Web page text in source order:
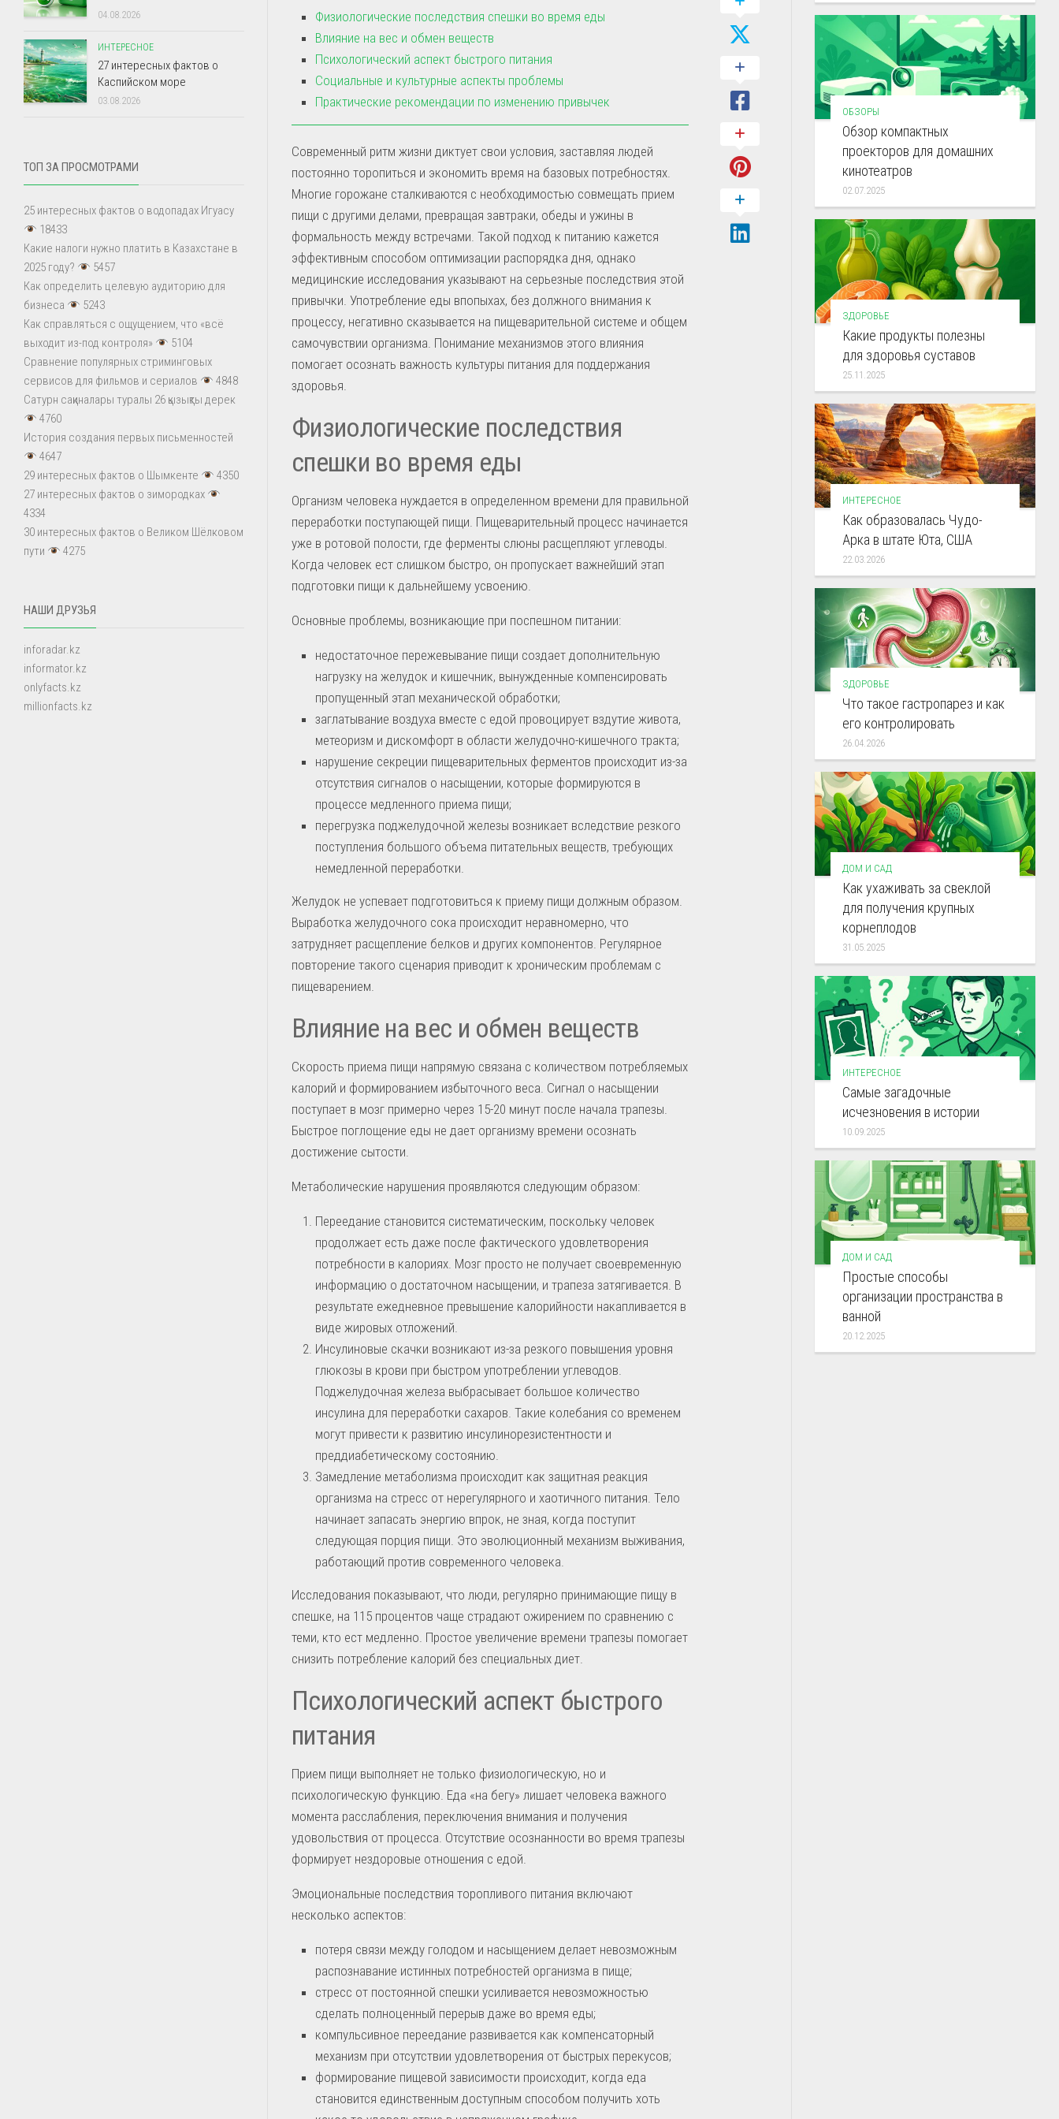
Физиологические последствия спешки во время еды
Влияние на вес и обмен веществ
Психологический аспект быстрого питания
Социальные и культурные аспекты проблемы
Практические рекомендации по изменению привычек
Современный ритм жизни диктует свои условия, заставляя людей
постоянно торопиться и экономить время на базовых потребностях.
Многие горожане сталкиваются с необходимостью совмещать прием
пищи с другими делами, превращая завтраки, обеды и ужины в
формальность между встречами. Такой подход к питанию кажется
эффективным способом оптимизации распорядка дня, однако
медицинские исследования указывают на серьезные последствия этой
привычки. Употребление еды впопыхах, без должного внимания к
процессу, негативно сказывается на пищеварительной системе и общем
самочувствии организма. Понимание механизмов этого влияния
помогает осознать важность культуры питания для поддержания
здоровья.
Физиологические последствия
спешки во время еды
Организм человека нуждается в определенном времени для правильной
переработки поступающей пищи. Пищеварительный процесс начинается
уже в ротовой полости, где ферменты слюны расщепляют углеводы.
Когда человек ест слишком быстро, он пропускает важнейший этап
подготовки пищи к дальнейшему усвоению.
Основные проблемы, возникающие при поспешном питании:
недостаточное пережевывание пищи создает дополнительную
нагрузку на желудок и кишечник, вынужденные компенсировать
пропущенный этап механической обработки;
заглатывание воздуха вместе с едой провоцирует вздутие живота,
метеоризм и дискомфорт в области желудочно-кишечного тракта;
нарушение секреции пищеварительных ферментов происходит из-за
отсутствия сигналов о насыщении, которые формируются в
процессе медленного приема пищи;
перегрузка поджелудочной железы возникает вследствие резкого
поступления большого объема питательных веществ, требующих
немедленной переработки.
Желудок не успевает подготовиться к приему пищи должным образом.
Выработка желудочного сока происходит неравномерно, что
затрудняет расщепление белков и других компонентов. Регулярное
повторение такого сценария приводит к хроническим проблемам с
пищеварением.
Влияние на вес и обмен веществ
Скорость приема пищи напрямую связана с количеством потребляемых
калорий и формированием избыточного веса. Сигнал о насыщении
поступает в мозг примерно через 15-20 минут после начала трапезы.
Быстрое поглощение еды не дает организму времени осознать
достижение сытости.
Метаболические нарушения проявляются следующим образом:
Переедание становится систематическим, поскольку человек
продолжает есть даже после фактического удовлетворения
потребности в калориях. Мозг просто не получает своевременную
информацию о достаточном насыщении, и трапеза затягивается. В
результате ежедневное превышение калорийности накапливается в
виде жировых отложений.
Инсулиновые скачки возникают из-за резкого повышения уровня
глюкозы в крови при быстром употреблении углеводов.
Поджелудочная железа выбрасывает большое количество
инсулина для переработки сахаров. Такие колебания со временем
могут привести к развитию инсулинорезистентности и
преддиабетическому состоянию.
Замедление метаболизма происходит как защитная реакция
организма на стресс от нерегулярного и хаотичного питания. Тело
начинает запасать энергию впрок, не зная, когда поступит
следующая порция пищи. Это эволюционный механизм выживания,
работающий против современного человека.
Исследования показывают, что люди, регулярно принимающие пищу в
спешке, на 115 процентов чаще страдают ожирением по сравнению с
теми, кто ест медленно. Простое увеличение времени трапезы помогает
снизить потребление калорий без специальных диет.
Психологический аспект быстрого
питания
Прием пищи выполняет не только физиологическую, но и
психологическую функцию. Еда «на бегу» лишает человека важного
момента расслабления, переключения внимания и получения
удовольствия от процесса. Отсутствие осознанности во время трапезы
формирует нездоровые отношения с едой.
Эмоциональные последствия торопливого питания включают
несколько аспектов:
потеря связи между голодом и насыщением делает невозможным
распознавание истинных потребностей организма в пище;
стресс от постоянной спешки усиливается невозможностью
сделать полноценный перерыв даже во время еды;
компульсивное переедание развивается как компенсаторный
механизм при отсутствии удовлетворения от быстрых перекусов;
формирование пищевой зависимости происходит, когда еда
становится единственным доступным способом получить хоть
04.08.2026
ИНТЕРЕСНОЕ
27 интересных фактов о
Каспийском море
03.08.2026
ТОП ЗА ПРОСМОТРАМИ
25 интересных фактов о водопадах Игуасу
18433
Какие налоги нужно платить в Казахстане в
2025 году?
5457
Как определить целевую аудиторию для
бизнеса
5243
Как справляться с ощущением, что «всё
выходит из-под контроля»
5104
Сравнение популярных стриминговых
сервисов для фильмов и сериалов
4848
Сатурн сақиналары туралы 26 қызықты дерек
4760
История создания первых письменностей
4647
29 интересных фактов о Шымкенте
4350
27 интересных фактов о зимородках
4334
30 интересных фактов о Великом Шёлковом
пути
4275
НАШИ ДРУЗЬЯ
inforadar.kz
informator.kz
onlyfacts.kz
millionfacts.kz
ОБЗОРЫ
Обзор компактных
проекторов для домашних
кинотеатров
02.07.2025
ЗДОРОВЬЕ
Какие продукты полезны
для здоровья суставов
25.11.2025
ИНТЕРЕСНОЕ
Как образовалась Чудо-
Арка в штате Юта, США
22.03.2026
ЗДОРОВЬЕ
Что такое гастропарез и как
его контролировать
26.04.2026
ДОМ И САД
Как ухаживать за свеклой
для получения крупных
корнеплодов
31.05.2025
ИНТЕРЕСНОЕ
Самые загадочные
исчезновения в истории
10.09.2025
ДОМ И САД
Простые способы
организации пространства в
ванной
20.12.2025